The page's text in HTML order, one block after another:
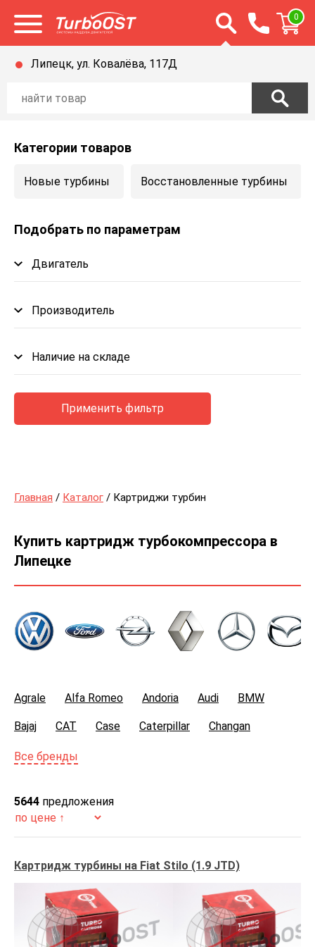
Открыть меню Открыть строку
0
Липецк, ул. Ковалёва, 117Д
Категории товаров
Новые турбины Восстановленные турбины
Подобрать по параметрам
Двигатель
Производитель
Наличие на складе
Применить фильтр
Главная / Каталог / Картриджи турбин
Купить картридж турбокомпрессора в
Липецке
Agrale Alfa Romeo Andoria Audi BMW
Bajaj CAT Case Caterpillar Changan
Chery Chevrolet
Daugbjerg
Freightliner GAZ GMC Genesis Great Wall
Greaves Haval Holland
Honda Hyundai India Tcl Industrial Infiniti
Все бренды
5644 предложения
Картридж турбины на Fiat Stilo (1.9 JTD)